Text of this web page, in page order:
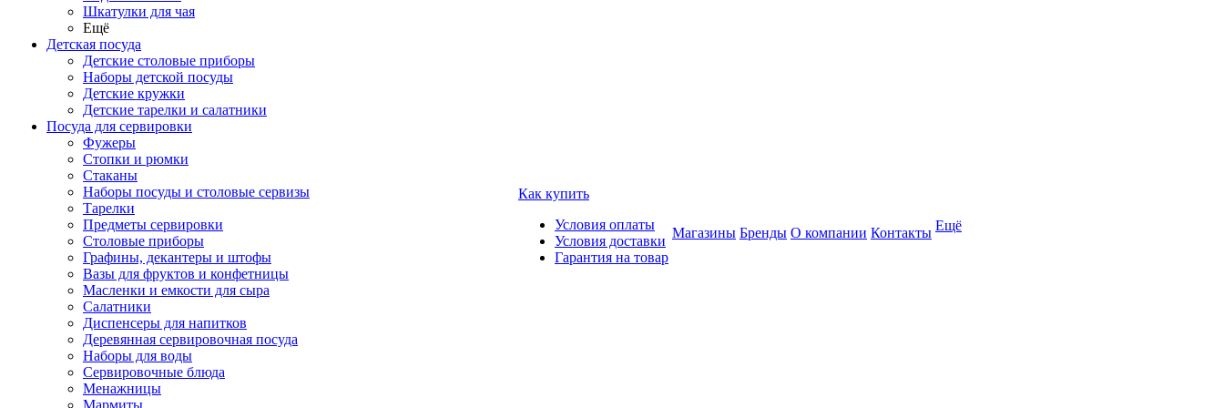
Шкатулки для чая
Ещё
Детская посуда
Детские столовые приборы
Наборы детской посуды
Детские кружки
Детские тарелки и салатники
Посуда для сервировки
Фужеры
Стопки и рюмки
Стаканы
Наборы посуды и столовые сервизы
Тарелки
Предметы сервировки
Столовые приборы
Графины, декантеры и штофы
Вазы для фруктов и конфетницы
Масленки и емкости для сыра
Салатники
Диспенсеры для напитков
Деревянная сервировочная посуда
Наборы для воды
Сервировочные блюда
Менажницы
Мармиты
Как купить
Условия оплаты
Условия доставки
Гарантия на товар
Магазины Бренды О компании Контакты Ещё